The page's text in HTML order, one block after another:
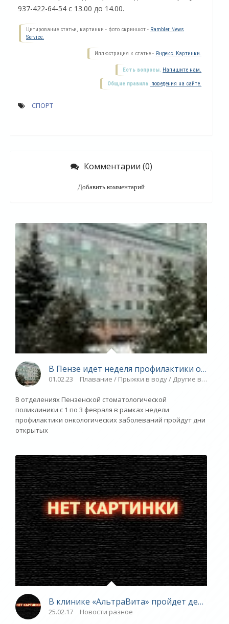
937-422-64-54 с 13.00 до 14.00.
Цитирование статьи, картинки - фото скриншот - Rambler News
Service.
Иллюстрация к статье - Яндекс. Картинки.
Есть вопросы. Напишите нам.
Общие правила поведения на сайте.
СПОРТ
Комментарии (0)
Добавить комментарий
В Пензе идет неделя профилактики
01.02.23 Плавание / Прыжки в воду / Другие виды
В отделениях Пензенской стоматологической
поликлиники с 1 по 3 февраля в рамках недели
профилактики онкологических заболеваний пройдут дни
открытых
В клинике «АльтраВита» пройдет день
25.02.17 Новости разное